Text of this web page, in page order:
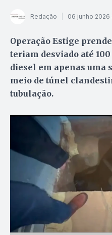
Redação 06 junho 2026
Operação Estige
teriam desviado até
diesel em apenas uma
meio de túnel
tubulação.